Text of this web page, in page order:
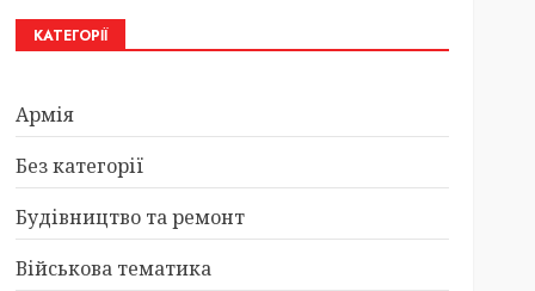
КАТЕГОРІЇ
Армія
Без категорії
Будівництво та ремонт
Військова тематика